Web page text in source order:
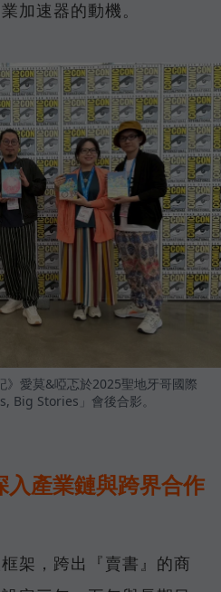
加速器的動機。
》愛莫&啞忑於2025聖地牙哥國際
Big Stories」會後合影。
入產業鏈與跨界合作
架，跨出『賣書』的商